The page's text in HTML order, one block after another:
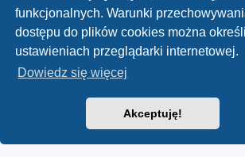
funkcjonalnych. Warunki
dostępu do plików cookies można
ustawieniach przeglądarki internetowej.
Dowiedz się więcej
Akceptuję!
forum.siewcyprawdy.tv siewcyprawdy.tv
Technologię dostarcza
® Forum Software ©
Polski pakiet językowy dostarcza